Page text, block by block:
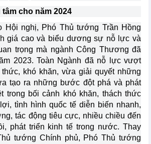
cho năm 2024
Hội nghị, Phó Thủ tướng Trần Hồng
giá cao và biểu dương sự nỗ lực và
trọng mà ngành Công Thương đã
2023. Toàn Ngành đã nỗ lực vượt
khó khăn, vừa giải quyết những
tạo ra những bước đột phá và phát
trong bối cảnh khó khăn, thách thức
tình hình quốc tế diễn biến nhanh,
tác động tiêu cực, nhiều chiều đến
phát triển kinh tế trong nước. Thay
tướng Chính phủ, Phó Thủ tướng